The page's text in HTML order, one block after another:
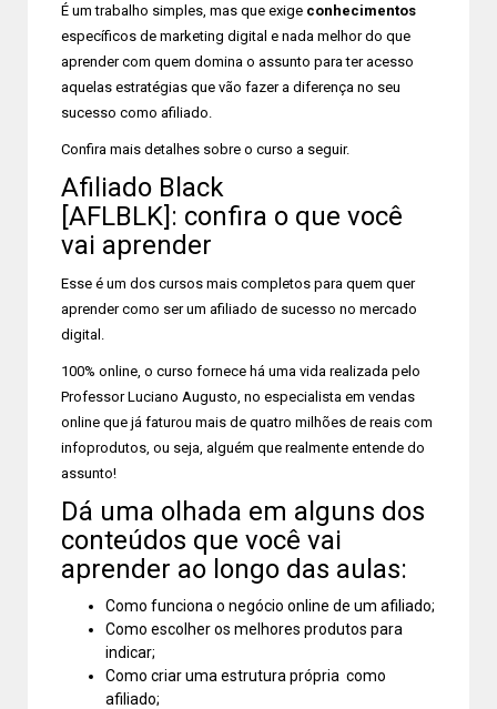
É um trabalho simples, mas que exige conhecimentos
específicos de marketing digital e nada melhor do que
aprender com quem domina o assunto para ter acesso
aquelas estratégias que vão fazer a diferença no seu
sucesso como afiliado.
Confira mais detalhes sobre o curso a seguir.
Afiliado Black
[AFLBLK]: confira o que você
vai aprender
Esse é um dos cursos mais completos para quem quer
aprender como ser um afiliado de sucesso no mercado
digital.
100% online, o curso fornece há uma vida realizada pelo
Professor Luciano Augusto, no especialista em vendas
online que já faturou mais de quatro milhões de reais com
infoprodutos, ou seja, alguém que realmente entende do
assunto!
Dá uma olhada em alguns dos
conteúdos que você vai
aprender ao longo das aulas:
Como funciona o negócio online de um afiliado;
Como escolher os melhores produtos para
indicar;
Como criar uma estrutura própria como
afiliado;